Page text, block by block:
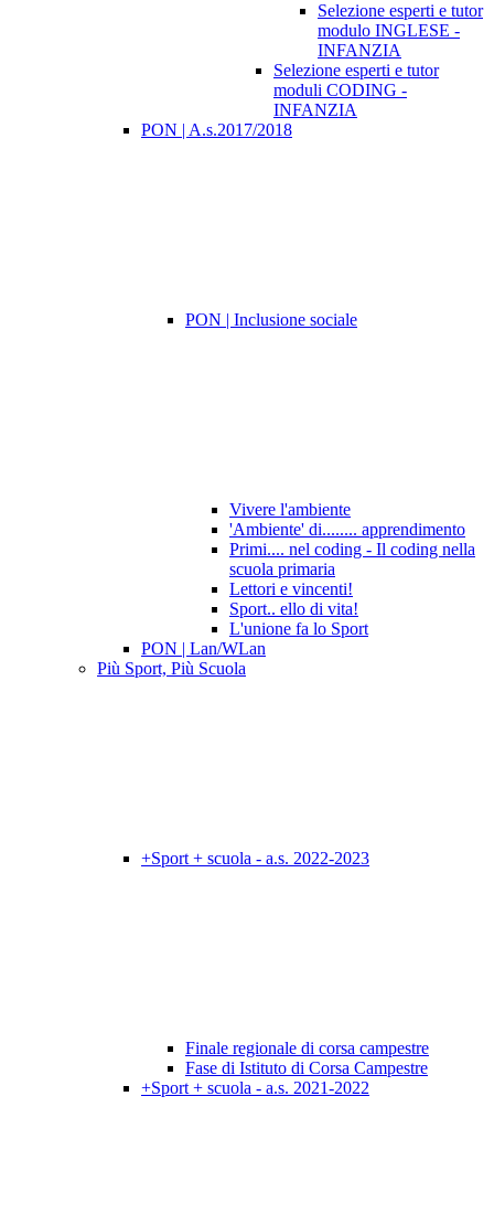
Selezione esperti e tutor
modulo INGLESE -
INFANZIA
Selezione esperti e tutor
moduli CODING -
INFANZIA
PON | A.s.2017/2018
PON | Inclusione sociale
Vivere l'ambiente
'Ambiente' di........ apprendimento
Primi.... nel coding - Il coding nella
scuola primaria
Lettori e vincenti!
Sport.. ello di vita!
L'unione fa lo Sport
PON | Lan/WLan
Più Sport, Più Scuola
+Sport + scuola - a.s. 2022-2023
Finale regionale di corsa campestre
Fase di Istituto di Corsa Campestre
+Sport + scuola - a.s. 2021-2022